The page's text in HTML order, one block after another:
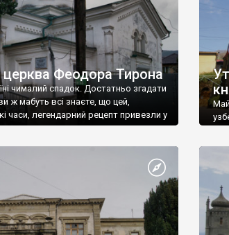
церква Феодора Тирона
чималий спадок. Достатньо згадати
ж мабуть всі знаєте, що цей,
часи, легендарний рецепт привезли у